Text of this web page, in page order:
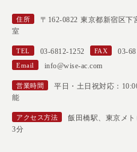
住所
〒162-0822 東京都新宿区
室
TEL 03-6812-1252 FAX 03-
Email info@wise-ac.com
営業時間
平日・土日祝対応：
能
アクセス方法
飯田橋駅、東京メ
3分